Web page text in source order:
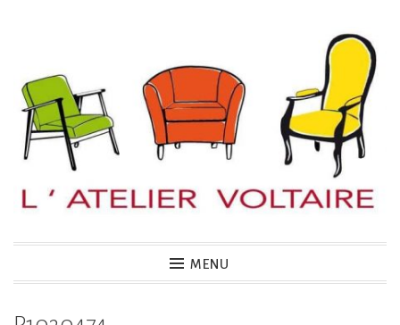
contenu
principal
MENU